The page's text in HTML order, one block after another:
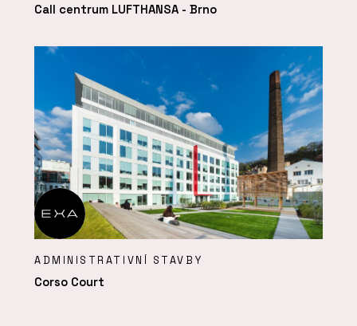
Call centrum LUFTHANSA - Brno
ADMINISTRATIVNÍ STAVBY
Corso Court